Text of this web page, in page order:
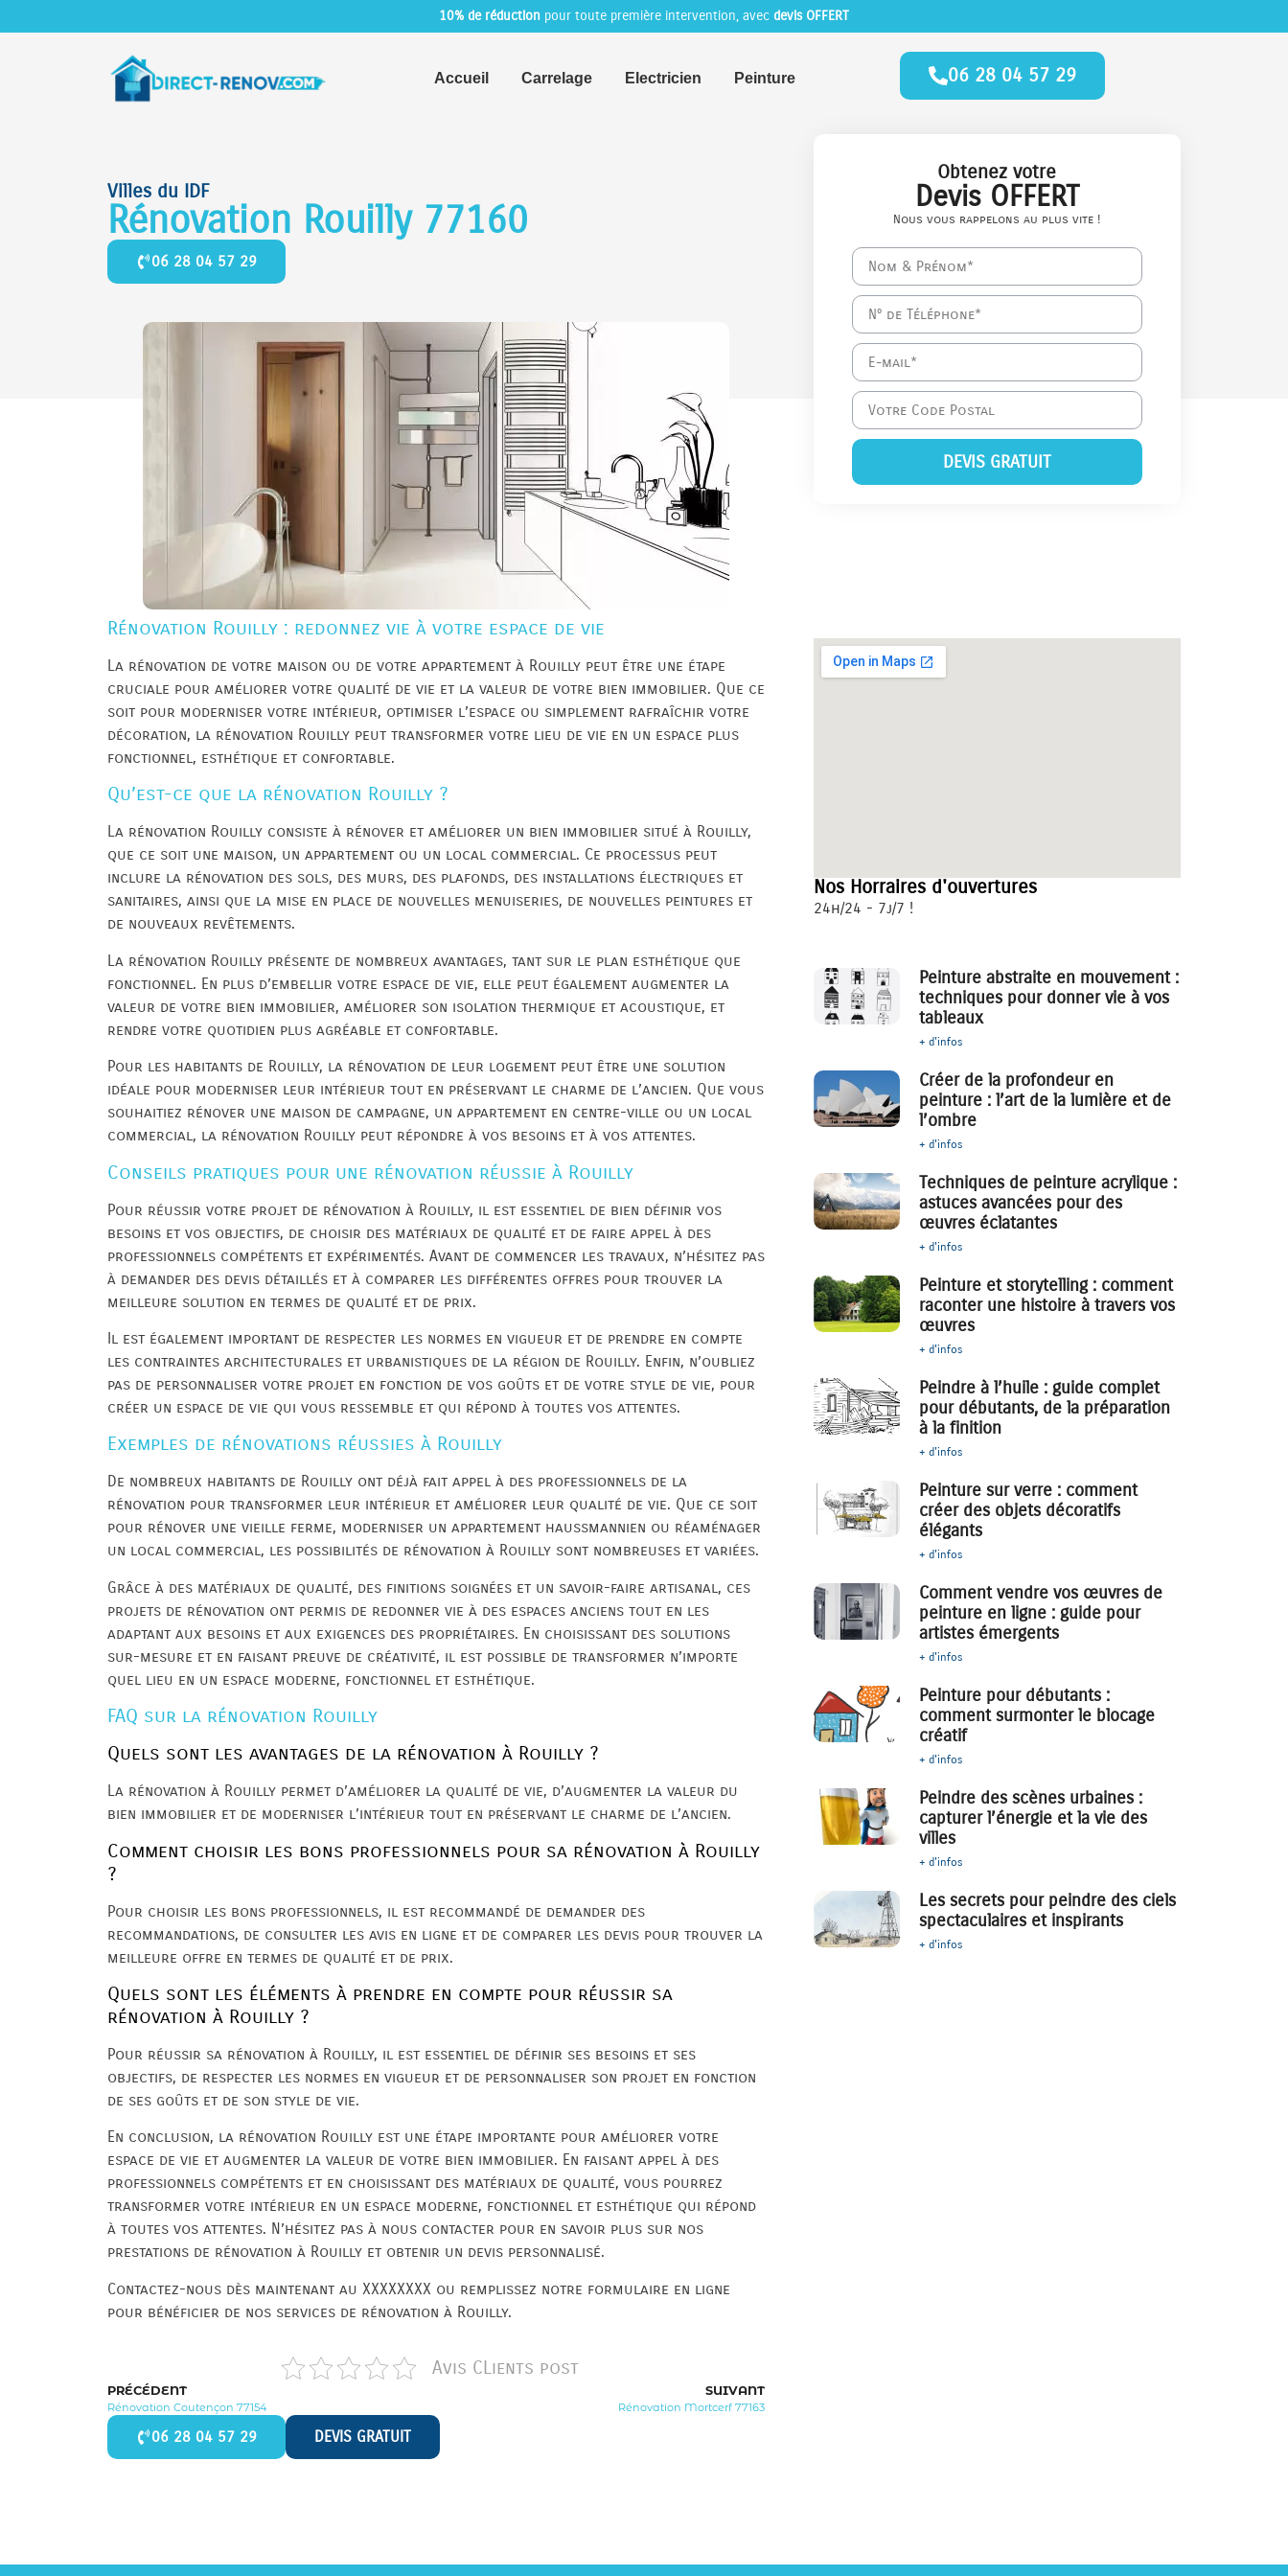
10% de réduction pour toute première intervention, avec devis OFFERT
Accueil Carrelage Electricien Peinture 06 28 04 57 29
Villes du IDF
Rénovation Rouilly 77160
06 28 04 57 29
Obtenez votre
Devis OFFERT
Nous vous rappelons au plus vite !
DEVIS GRATUIT
Rénovation Rouilly : redonnez vie à votre espace de vie
La rénovation de votre maison ou de votre appartement à Rouilly peut être une étape
cruciale pour améliorer votre qualité de vie et la valeur de votre bien immobilier. Que ce
soit pour moderniser votre intérieur, optimiser l’espace ou simplement rafraîchir votre
décoration, la rénovation Rouilly peut transformer votre lieu de vie en un espace plus
fonctionnel, esthétique et confortable.
Qu’est-ce que la rénovation Rouilly ?
La rénovation Rouilly consiste à rénover et améliorer un bien immobilier situé à Rouilly,
que ce soit une maison, un appartement ou un local commercial. Ce processus peut
inclure la rénovation des sols, des murs, des plafonds, des installations électriques et
sanitaires, ainsi que la mise en place de nouvelles menuiseries, de nouvelles peintures et
de nouveaux revêtements.
La rénovation Rouilly présente de nombreux avantages, tant sur le plan esthétique que
fonctionnel. En plus d’embellir votre espace de vie, elle peut également augmenter la
valeur de votre bien immobilier, améliorer son isolation thermique et acoustique, et
rendre votre quotidien plus agréable et confortable.
Pour les habitants de Rouilly, la rénovation de leur logement peut être une solution
idéale pour moderniser leur intérieur tout en préservant le charme de l’ancien. Que vous
souhaitiez rénover une maison de campagne, un appartement en centre-ville ou un local
commercial, la rénovation Rouilly peut répondre à vos besoins et à vos attentes.
Conseils pratiques pour une rénovation réussie à Rouilly
Pour réussir votre projet de rénovation à Rouilly, il est essentiel de bien définir vos
besoins et vos objectifs, de choisir des matériaux de qualité et de faire appel à des
professionnels compétents et expérimentés. Avant de commencer les travaux, n’hésitez pas
à demander des devis détaillés et à comparer les différentes offres pour trouver la
meilleure solution en termes de qualité et de prix.
Il est également important de respecter les normes en vigueur et de prendre en compte
les contraintes architecturales et urbanistiques de la région de Rouilly. Enfin, n’oubliez
pas de personnaliser votre projet en fonction de vos goûts et de votre style de vie, pour
créer un espace de vie qui vous ressemble et qui répond à toutes vos attentes.
Exemples de rénovations réussies à Rouilly
De nombreux habitants de Rouilly ont déjà fait appel à des professionnels de la
rénovation pour transformer leur intérieur et améliorer leur qualité de vie. Que ce soit
pour rénover une vieille ferme, moderniser un appartement haussmannien ou réaménager
un local commercial, les possibilités de rénovation à Rouilly sont nombreuses et variées.
Grâce à des matériaux de qualité, des finitions soignées et un savoir-faire artisanal, ces
projets de rénovation ont permis de redonner vie à des espaces anciens tout en les
adaptant aux besoins et aux exigences des propriétaires. En choisissant des solutions
sur-mesure et en faisant preuve de créativité, il est possible de transformer n’importe
quel lieu en un espace moderne, fonctionnel et esthétique.
FAQ sur la rénovation Rouilly
Quels sont les avantages de la rénovation à Rouilly ?
La rénovation à Rouilly permet d’améliorer la qualité de vie, d’augmenter la valeur du
bien immobilier et de moderniser l’intérieur tout en préservant le charme de l’ancien.
Comment choisir les bons professionnels pour sa rénovation à Rouilly
?
Pour choisir les bons professionnels, il est recommandé de demander des
recommandations, de consulter les avis en ligne et de comparer les devis pour trouver la
meilleure offre en termes de qualité et de prix.
Quels sont les éléments à prendre en compte pour réussir sa
rénovation à Rouilly ?
Pour réussir sa rénovation à Rouilly, il est essentiel de définir ses besoins et ses
objectifs, de respecter les normes en vigueur et de personnaliser son projet en fonction
de ses goûts et de son style de vie.
En conclusion, la rénovation Rouilly est une étape importante pour améliorer votre
espace de vie et augmenter la valeur de votre bien immobilier. En faisant appel à des
professionnels compétents et en choisissant des matériaux de qualité, vous pourrez
transformer votre intérieur en un espace moderne, fonctionnel et esthétique qui répond
à toutes vos attentes. N’hésitez pas à nous contacter pour en savoir plus sur nos
prestations de rénovation à Rouilly et obtenir un devis personnalisé.
Contactez-nous dès maintenant au XXXXXXXX ou remplissez notre formulaire en ligne
pour bénéficier de nos services de rénovation à Rouilly.
Avis CLients post
PRÉCÉDENT
Rénovation Coutençon 77154
SUIVANT
Rénovation Mortcerf 77163
06 28 04 57 29 DEVIS GRATUIT
Nos Horraires d'ouvertures
24h/24 - 7j/7 !
Peinture abstraite en mouvement :
techniques pour donner vie à vos
tableaux
+ d'infos
Créer de la profondeur en
peinture : l’art de la lumière et de
l’ombre
+ d'infos
Techniques de peinture acrylique :
astuces avancées pour des
œuvres éclatantes
+ d'infos
Peinture et storytelling : comment
raconter une histoire à travers vos
œuvres
+ d'infos
Peindre à l’huile : guide complet
pour débutants, de la préparation
à la finition
+ d'infos
Peinture sur verre : comment
créer des objets décoratifs
élégants
+ d'infos
Comment vendre vos œuvres de
peinture en ligne : guide pour
artistes émergents
+ d'infos
Peinture pour débutants :
comment surmonter le blocage
créatif
+ d'infos
Peindre des scènes urbaines :
capturer l’énergie et la vie des
villes
+ d'infos
Les secrets pour peindre des ciels
spectaculaires et inspirants
+ d'infos